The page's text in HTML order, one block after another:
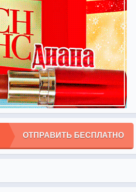
ОТПРАВИТЬ БЕСПЛАТНО